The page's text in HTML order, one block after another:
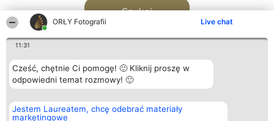
ORŁY Fotografii Live chat
11:31
Cześć, chętnie Ci pomogę! 🙂 Kliknij proszę w
odpowiedni temat rozmowy! 🙂
Jestem Laureatem, chcę odebrać materiały
marketingowe
Szukaj
Organizator plebiscytu
Bright Side Solutions sp. z o.
o. sp. k.
Plebiscyt
Laureaci
Kontakt
Kontakt